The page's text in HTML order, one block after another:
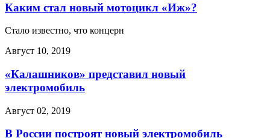
Каким стал новый мотоцикл «Иж»?
Стало известно, что концерн
Август 10, 2019
«Калашников» представил новый
электромобиль
Август 02, 2019
В России построят новый электромобиль